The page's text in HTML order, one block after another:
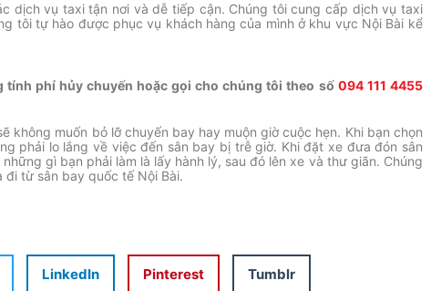
dịch vụ taxi tận nơi và dễ tiếp cận. Chúng tôi cung cấp dịch vụ taxi
tôi tự hào được phục vụ khách hàng của mình ở khu vực Nội Bài kể
phí hủy chuyến hoặc gọi cho chúng tôi theo số 094 111 4455
không muốn bỏ lỡ chuyến bay hay muộn giờ cuộc hẹn. Khi bạn chọn
phải lo lắng về việc đến sân bay bị trễ giờ. Khi đặt xe đưa đón sân
gì bạn phải làm là lấy hành lý, sau đó lên xe và thư giãn. Chúng
từ sân bay quốc tế Nội Bài.
LinkedIn Pinterest Tumblr